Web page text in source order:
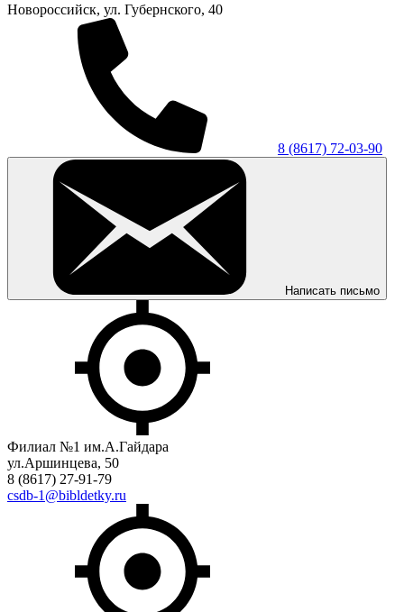
Новороссийск, ул. Губернского, 40
8 (8617) 72-03-90
Написать письмо
Филиал №1 им.А.Гайдара
ул.Аршинцева, 50
8 (8617) 27-91-79
csdb-1@bibldetky.ru